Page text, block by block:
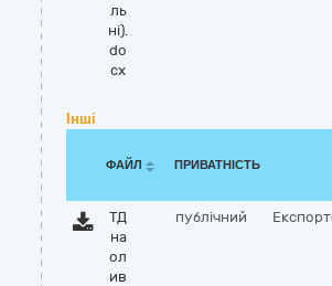
ль
ні).
do
cx
Інші
ФАЙЛ ПРИВАТНІСТЬ
ТД
на
ол
ив
публічний